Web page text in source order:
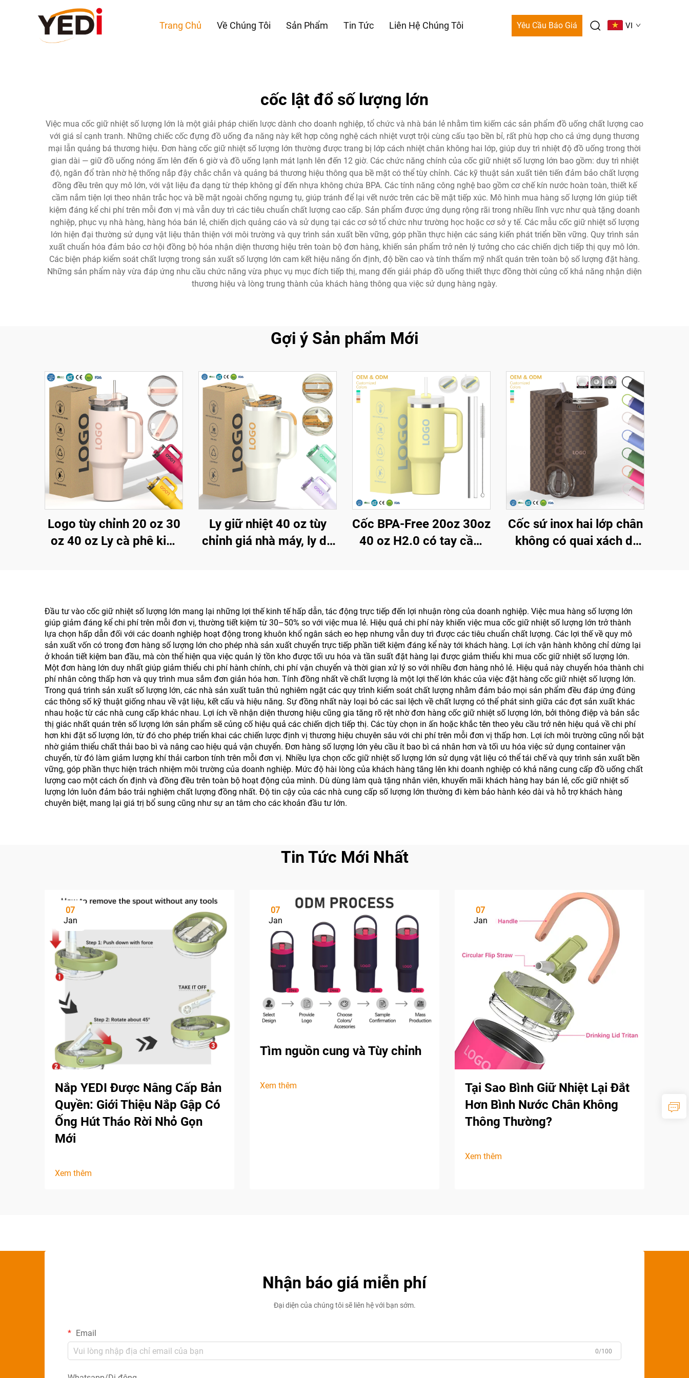
Trang Chủ Về Chúng Tôi Sản Phẩm Tin Tức Liên Hệ Chúng Tôi Yêu Cầu Báo Giá VI
cốc lật đổ số lượng lớn
Việc mua cốc giữ nhiệt số lượng lớn là một giải pháp chiến lược dành cho doanh nghiệp, tổ chức và nhà bán lẻ nhằm tìm kiếm các sản phẩm đồ uống chất lượng cao
với giá sỉ cạnh tranh. Những chiếc cốc đựng đồ uống đa năng này kết hợp công nghệ cách nhiệt vượt trội cùng cấu tạo bền bỉ, rất phù hợp cho cả ứng dụng thương
mại lẫn quảng bá thương hiệu. Đơn hàng cốc giữ nhiệt số lượng lớn thường được trang bị lớp cách nhiệt chân không hai lớp, giúp duy trì nhiệt độ đồ uống trong thời
gian dài — giữ đồ uống nóng ấm lên đến 6 giờ và đồ uống lạnh mát lạnh lên đến 12 giờ. Các chức năng chính của cốc giữ nhiệt số lượng lớn bao gồm: duy trì nhiệt
độ, ngăn đổ tràn nhờ hệ thống nắp đậy chắc chắn và quảng bá thương hiệu thông qua bề mặt có thể tùy chỉnh. Các kỹ thuật sản xuất tiên tiến đảm bảo chất lượng
đồng đều trên quy mô lớn, với vật liệu đa dạng từ thép không gỉ đến nhựa không chứa BPA. Các tính năng công nghệ bao gồm cơ chế kín nước hoàn toàn, thiết kế
cầm nắm tiện lợi theo nhân trắc học và bề mặt ngoài chống ngưng tụ, giúp tránh để lại vết nước trên các bề mặt tiếp xúc. Mô hình mua hàng số lượng lớn giúp tiết
kiệm đáng kể chi phí trên mỗi đơn vị mà vẫn duy trì các tiêu chuẩn chất lượng cao cấp. Sản phẩm được ứng dụng rộng rãi trong nhiều lĩnh vực như quà tặng doanh
nghiệp, phục vụ nhà hàng, hàng hóa bán lẻ, chiến dịch quảng cáo và sử dụng tại các cơ sở tổ chức như trường học hoặc cơ sở y tế. Các mẫu cốc giữ nhiệt số lượng
lớn hiện đại thường sử dụng vật liệu thân thiện với môi trường và quy trình sản xuất bền vững, góp phần thực hiện các sáng kiến phát triển bền vững. Quy trình sản
xuất chuẩn hóa đảm bảo cơ hội đồng bộ hóa nhận diện thương hiệu trên toàn bộ đơn hàng, khiến sản phẩm trở nên lý tưởng cho các chiến dịch tiếp thị quy mô lớn.
Các biện pháp kiểm soát chất lượng trong sản xuất số lượng lớn cam kết hiệu năng ổn định, độ bền cao và tính thẩm mỹ nhất quán trên toàn bộ số lượng đặt hàng.
Những sản phẩm này vừa đáp ứng nhu cầu chức năng vừa phục vụ mục đích tiếp thị, mang đến giải pháp đồ uống thiết thực đồng thời củng cố khả năng nhận diện
thương hiệu và lòng trung thành của khách hàng thông qua việc sử dụng hàng ngày.
Gợi ý Sản phẩm Mới
Logo tùy chỉnh 20 oz 30
oz 40 oz Ly cà phê kim
Ly giữ nhiệt 40 oz tùy
chỉnh giá nhà máy, ly du
hút
Cốc BPA-Free 20oz 30oz
40 oz H2.0 có tay cầm
không gỉ
Cốc sứ inox hai lớp chân
không có quai xách di
uống nóng và lạnh với
logo tùy chỉnh
Đầu tư vào cốc giữ nhiệt số lượng lớn mang lại những lợi thế kinh tế hấp dẫn, tác động trực tiếp đến lợi nhuận ròng của doanh nghiệp. Việc mua hàng số lượng lớn
giúp giảm đáng kể chi phí trên mỗi đơn vị, thường tiết kiệm từ 30–50% so với việc mua lẻ. Hiệu quả chi phí này khiến việc mua cốc giữ nhiệt số lượng lớn trở thành
lựa chọn hấp dẫn đối với các doanh nghiệp hoạt động trong khuôn khổ ngân sách eo hẹp nhưng vẫn duy trì được các tiêu chuẩn chất lượng. Các lợi thế về quy mô
sản xuất vốn có trong đơn hàng số lượng lớn cho phép nhà sản xuất chuyển trực tiếp phần tiết kiệm đáng kể này tới khách hàng. Lợi ích vận hành không chỉ dừng lại
ở khoản tiết kiệm ban đầu, mà còn thể hiện qua việc quản lý tồn kho được tối ưu hóa và tần suất đặt hàng lại được giảm thiểu khi mua cốc giữ nhiệt số lượng lớn.
Một đơn hàng lớn duy nhất giúp giảm thiểu chi phí hành chính, chi phí vận chuyển và thời gian xử lý so với nhiều đơn hàng nhỏ lẻ. Hiệu quả này chuyển hóa thành chi
phí nhân công thấp hơn và quy trình mua sắm đơn giản hóa hơn. Tính đồng nhất về chất lượng là một lợi thế lớn khác của việc đặt hàng cốc giữ nhiệt số lượng lớn.
Trong quá trình sản xuất số lượng lớn, các nhà sản xuất tuân thủ nghiêm ngặt các quy trình kiểm soát chất lượng nhằm đảm bảo mọi sản phẩm đều đáp ứng đúng
các thông số kỹ thuật giống nhau về vật liệu, kết cấu và hiệu năng. Sự đồng nhất này loại bỏ các sai lệch về chất lượng có thể phát sinh giữa các đợt sản xuất khác
nhau hoặc từ các nhà cung cấp khác nhau. Lợi ích về nhận diện thương hiệu cũng gia tăng rõ rệt nhờ đơn hàng cốc giữ nhiệt số lượng lớn, bởi thông điệp và bản sắc
thị giác nhất quán trên số lượng lớn sản phẩm sẽ củng cố hiệu quả các chiến dịch tiếp thị. Các tùy chọn in ấn hoặc khắc tên theo yêu cầu trở nên hiệu quả về chi phí
hơn khi đặt số lượng lớn, từ đó cho phép triển khai các chiến lược định vị thương hiệu chuyên sâu với chi phí trên mỗi đơn vị thấp hơn. Lợi ích môi trường cũng nổi bật
nhờ giảm thiểu chất thải bao bì và nâng cao hiệu quả vận chuyển. Đơn hàng số lượng lớn yêu cầu ít bao bì cá nhân hơn và tối ưu hóa việc sử dụng container vận
chuyển, từ đó làm giảm lượng khí thải carbon tính trên mỗi đơn vị. Nhiều lựa chọn cốc giữ nhiệt số lượng lớn sử dụng vật liệu có thể tái chế và quy trình sản xuất bền
vững, góp phần thực hiện trách nhiệm môi trường của doanh nghiệp. Mức độ hài lòng của khách hàng tăng lên khi doanh nghiệp có khả năng cung cấp đồ uống chất
lượng cao một cách ổn định và đồng đều trên toàn bộ hoạt động của mình. Dù dùng làm quà tặng nhân viên, khuyến mãi khách hàng hay bán lẻ, cốc giữ nhiệt số
lượng lớn luôn đảm bảo trải nghiệm chất lượng đồng nhất. Độ tin cậy của các nhà cung cấp số lượng lớn thường đi kèm bảo hành kéo dài và hỗ trợ khách hàng
chuyên biệt, mang lại giá trị bổ sung cũng như sự an tâm cho các khoản đầu tư lớn.
Tin Tức Mới Nhất
07
Jan
Nắp YEDI Được Nâng Cấp Bản
Quyền: Giới Thiệu Nắp Gập Có
Ống Hút Tháo Rời Nhỏ Gọn
Mới
Xem thêm
07
Jan
Tìm nguồn cung và Tùy chỉnh
Xem thêm
07
Jan
Tại Sao Bình Giữ Nhiệt Lại Đắt
Hơn Bình Nước Chân Không
Thông Thường?
Xem thêm
Nhận báo giá miễn phí
Đại diện của chúng tôi sẽ liên hệ với bạn sớm.
Email
0/100